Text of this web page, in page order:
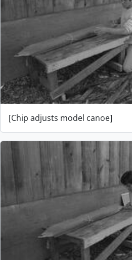
[Chip adjusts model canoe]